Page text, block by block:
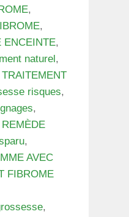
,
,
ENCEINTE,
naturel,
risques,
,
,
AVEC
FIBROME
,